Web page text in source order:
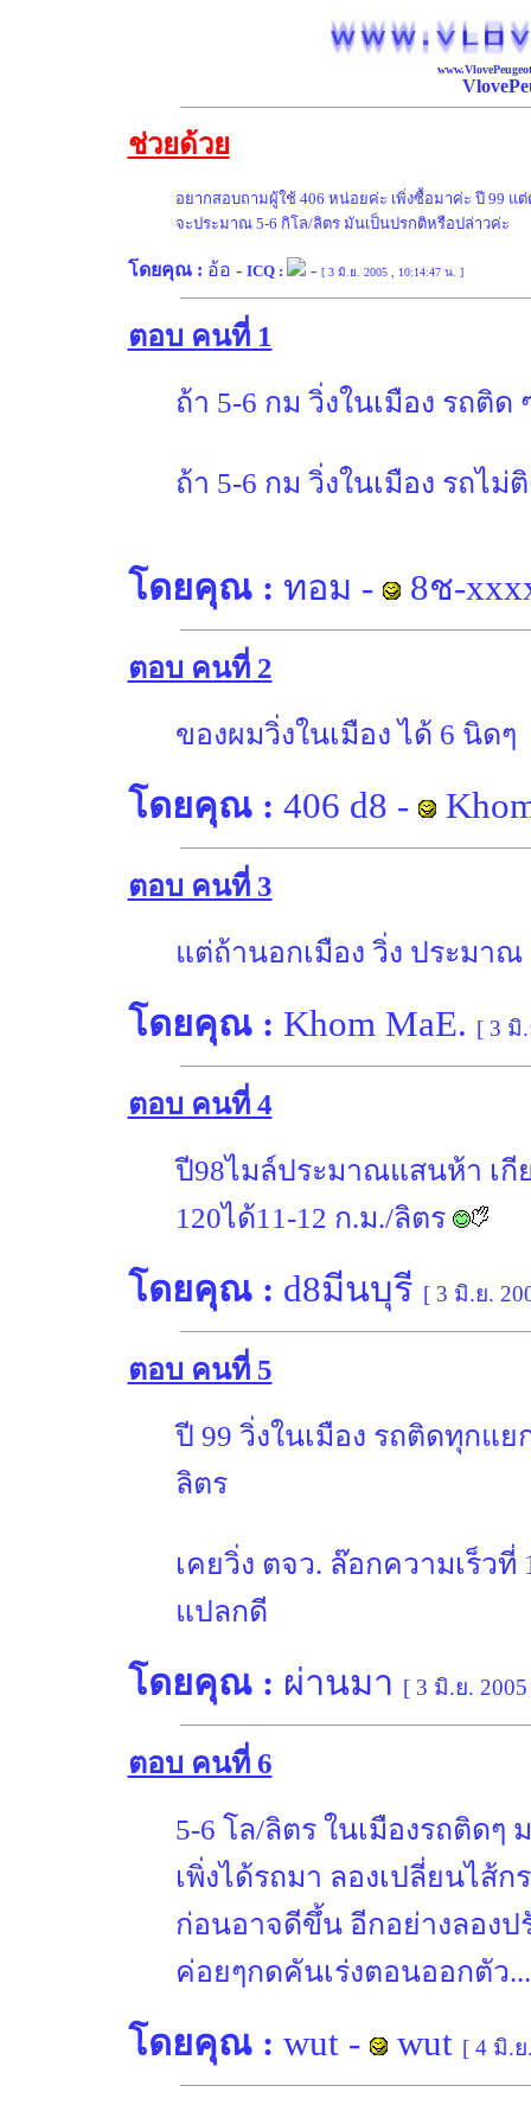
ช่วยด้วย
อยากสอบถามผู้ใช้ 406 หน่อยค่ะ เพิ่งซื้อมาค่ะ ปี 99
จะประมาณ 5-6 กิโล/ลิตร มันเป็นปรกติหรือปล่าวค่ะ
โดยคุณ : อ้อ - ICQ : - [ 3 มิ.ย. 2005 , 10:14:47 น. ]
ตอบ คนที่ 1
ถ้า 5-6 กม วิ่งในเมือง รถติด
ถ้า 5-6 กม วิ่งในเมือง รถไ
โดยคุณ : ทอม - 8ช-
ตอบ คนที่ 2
ของผมวิ่งในเมือง ได้ 6 นิดๆ
โดยคุณ : 406 d8 -
ตอบ คนที่ 3
แต่ถ้านอกเมือง วิ่ง ประมาณ
โดยคุณ : Khom MaE. [ 3 มิ
ตอบ คนที่ 4
ปี98ไมล์ประมาณแสนห้า เกี
120ได้11-12 ก.ม./ลิตร
โดยคุณ : d8มีนบุรี [ 3 มิ.ย.
ตอบ คนที่ 5
ปี 99 วิ่งในเมือง รถติดทุกแย
ลิตร
เคยวิ่ง ตจว. ล๊อกความเร็วที่
แปลกดี
โดยคุณ : ผ่านมา [ 3 มิ.ย.
ตอบ คนที่ 6
5-6 โล/ลิตร ในเมืองรถติดๆ
เพิ่งได้รถมา ลองเปลี่ยนไส้
ก่อนอาจดีขึ้น อีกอย่างลอง
ค่อยๆกดคันเร่งตอนออกตัว
โดยคุณ : wut - wut [ 4 มิ.ย